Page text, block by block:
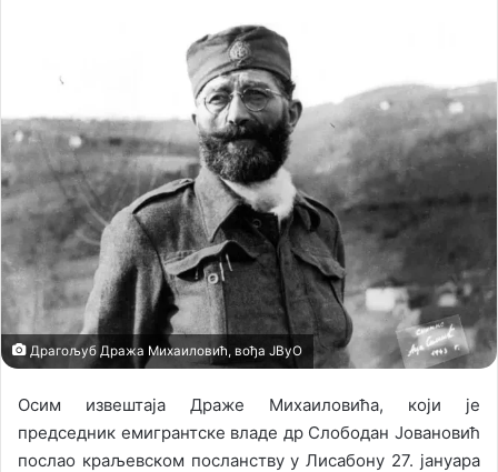
w
o
n
X
d
n
e
m
a
i
l
Драгољуб Дража Михаиловић, вођа ЈВуО
Осим извештаја Драже Михаиловића, који је
председник емигрантске владе др Слободан Јовановић
послао краљевском посланству у Лисабону 27. јануара